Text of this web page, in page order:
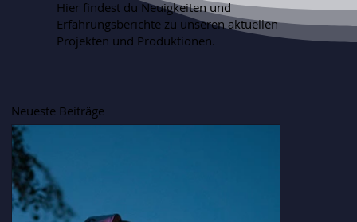
Neueste Beiträge
Hier findest du Neuigkeiten und
Erfahrungsberichte zu unseren aktuellen
Projekten und Produktionen.